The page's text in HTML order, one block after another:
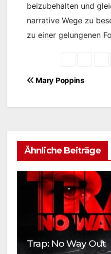
beizubehalten und
narrative Wege zu
zu einer gelungenen
Beitragsnavigation
Mary Poppins
Ähnliche Beiträge
Trap: No Way Out